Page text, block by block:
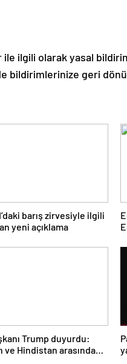
ilgili olarak yasal
bildirimlerinize geri
barış zirvesiyle ilgili
yeni açıklama
Trump duyurdu:
ve Hindistan arasında